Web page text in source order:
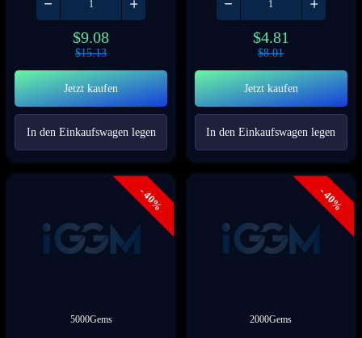
$9.08
$15.13
Jetzt kaufen
In den Einkaufswagen legen
$4.81
$8.01
Jetzt kaufen
In den Einkaufswagen legen
- 40%
5000Gems
- 40%
2000Gems